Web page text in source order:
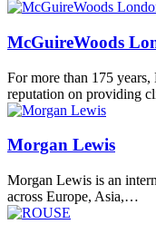
McGuireWoods
For more than 175
reputation on providing
Morgan Lewis
Morgan Lewis is an
across Europe, Asia,…